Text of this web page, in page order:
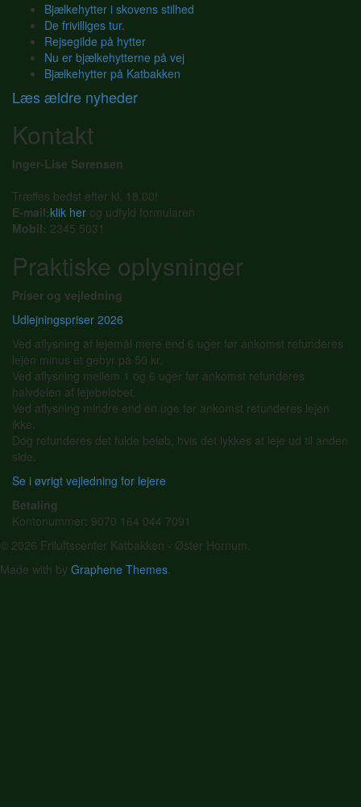
Bjælkehytter i skovens stilhed
De frivilliges tur.
Rejsegilde på hytter
Nu er bjælkehytterne på vej
Bjælkehytter på Katbakken
Læs ældre nyheder
Kontakt
Inger-Lise Sørensen
Træffes bedst efter kl. 18.00!
E-mail:klik her og udfyld formularen
Mobil: 2345 5031
Praktiske oplysninger
Priser og vejledning
Udlejningspriser 2026
Ved aflysning af lejemål mere end 6 uger før ankomst refunderes
lejen minus et gebyr på 50 kr.
Ved aflysning mellem 1 og 6 uger før ankomst refunderes
halvdelen af lejebeløbet.
Ved aflysning mindre end en uge før ankomst refunderes lejen
ikke.
Dog refunderes det fulde beløb, hvis det lykkes at leje ud til anden
side.
Se i øvrigt vejledning for lejere
Betaling
Kontonummer: 9070 164 044 7091
© 2026 Friluftscenter Katbakken - Øster Hornum.
Made with by Graphene Themes.